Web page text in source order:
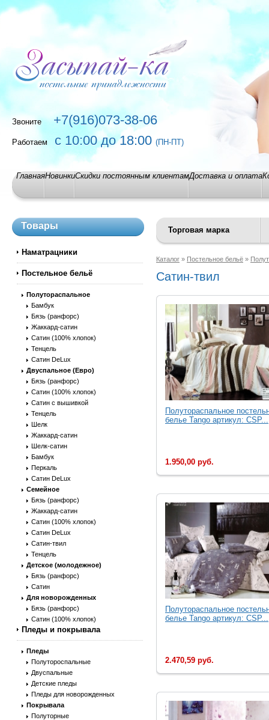
Звоните+7(916)073-38-06
Работаем с 10:00 до 18:00 (ПН-ПТ)
ГлавнаяНовинкиСкидки постоянным клиентамДоставка и оплата
Товары
Наматрацники
Постельное бельё
Полутораспальное
Бамбук
Бязь (ранфорс)
Жаккард-сатин
Сатин (100% хлопок)
Тенцель
Сатин DeLux
Двуспальное (Евро)
Бязь (ранфорс)
Сатин (100% хлопок)
Сатин с вышивкой
Тенцель
Шелк
Жаккард-сатин
Шелк-сатин
Бамбук
Перкаль
Сатин DeLux
Семейное
Бязь (ранфорс)
Жаккард-сатин
Сатин (100% хлопок)
Сатин DeLux
Сатин-твил
Тенцель
Детское (молодежное)
Бязь (ранфорс)
Сатин
Для новорожденных
Бязь (ранфорс)
Сатин (100% хлопок)
Пледы и покрывала
Пледы
Полутороспальные
Двуспальные
Детские пледы
Пледы для новорожденных
Покрывала
Полуторные
Торговая марка
Каталог » Постельное бельё »
Сатин-твил
Полутораспальное
белье Tango артикул: CSP...
1.950,00 руб.
Полутораспальное
белье Tango артикул: CSP...
2.470,59 руб.